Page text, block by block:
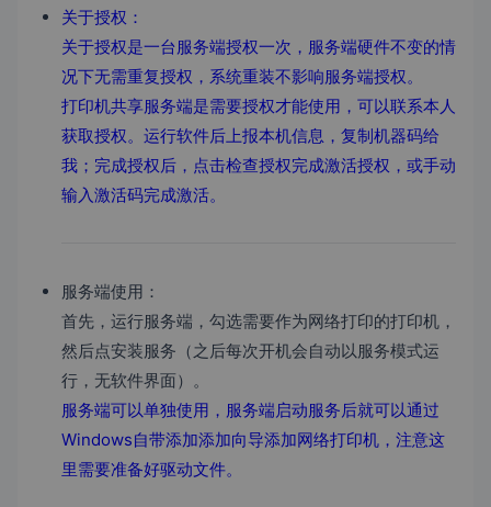
关于授权：
关于授权是一台服务端授权一次，服务端硬件不变的情
况下无需重复授权，系统重装不影响服务端授权。
打印机共享服务端是需要授权才能使用，可以联系本人
获取授权。运行软件后上报本机信息，复制机器码给
我；完成授权后，点击检查授权完成激活授权，或手动
输入激活码完成激活。
服务端使用：
首先，运行服务端，勾选需要作为网络打印的打印机，
然后点安装服务（之后每次开机会自动以服务模式运
行，无软件界面）。
服务端可以单独使用，服务端启动服务后就可以通过
Windows自带添加添加向导添加网络打印机，注意这
里需要准备好驱动文件。